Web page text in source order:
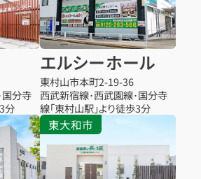
分寺
分
エルシーホール
東村山市本町2-19-36
西武新宿線･西武園線･国分寺
線「東村山駅」より徒歩3分
東大和市